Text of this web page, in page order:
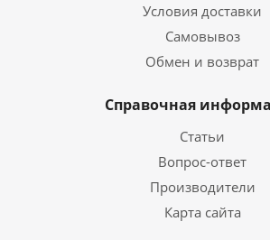
Условия доставки
Самовывоз
Обмен и возврат
Справочная
Статьи
Вопрос-ответ
Производители
Карта сайта